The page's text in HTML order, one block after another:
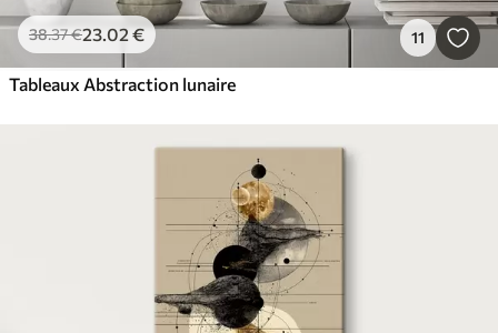
38.37€23.02 € 11
Tableaux Abstraction lunaire